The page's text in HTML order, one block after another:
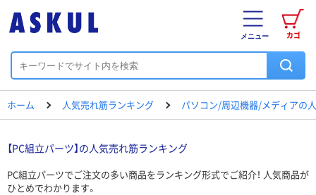
カゴ
メニュー
ホーム 人気売れ筋ランキング パソコン/周辺機器/メディアの
【PC組立パーツ】の人気売れ筋ランキング
PC組立パーツでご注文の多い商品をランキング形式でご紹介！ 人気商品が
ひとめでわかります。